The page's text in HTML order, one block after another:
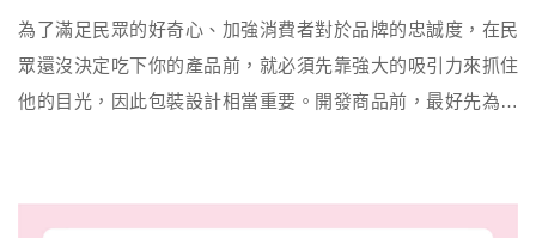
為了滿足民眾的好奇心、加強消費者對於品牌的忠誠度，在民
眾還沒決定吃下你的產品前，就必須先靠強大的吸引力來抓住
他的目光，因此包裝設計相當重要。開發商品前，最好先為產
頭規劃